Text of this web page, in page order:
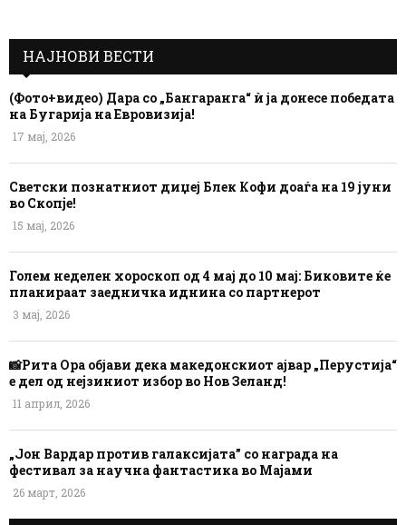
НАЈНОВИ ВЕСТИ
(Фото+видео) Дара со „Бангаранга“ ѝ ја донесе победата
на Бугарија на Евровизија!
17 мај, 2026
Светски познатниот диџеј Блек Кофи доаѓа на 19 јуни
во Скопје!
15 мај, 2026
Голем неделен хороскоп од 4 мај до 10 мај: Биковите ќе
планираат заедничка иднина со партнерот
3 мај, 2026
📸Рита Ора објави дека македонскиот ајвар „Перустија“
е дел од нејзиниот избор во Нов Зеланд!
11 април, 2026
„Јон Вардар против галаксијата” со награда на
фестивал за научна фантастика во Мајами
26 март, 2026